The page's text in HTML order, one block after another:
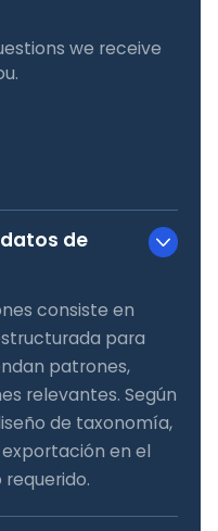
we receive
de
consiste en
para
patrones,
relevantes. Según
de taxonomía,
en el